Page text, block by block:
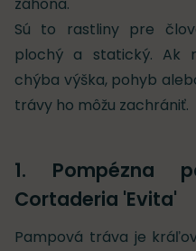
Sú to rastliny pre
plochý a statický. Ak
chýba výška, pohyb
trávy ho môžu zachrániť.
1. Pompézna
Cortaderia 'Evita'
Pampová tráva je